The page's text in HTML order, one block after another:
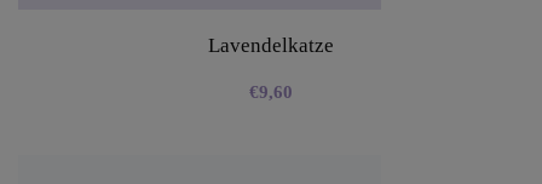
Lavendelkatze
€9,60